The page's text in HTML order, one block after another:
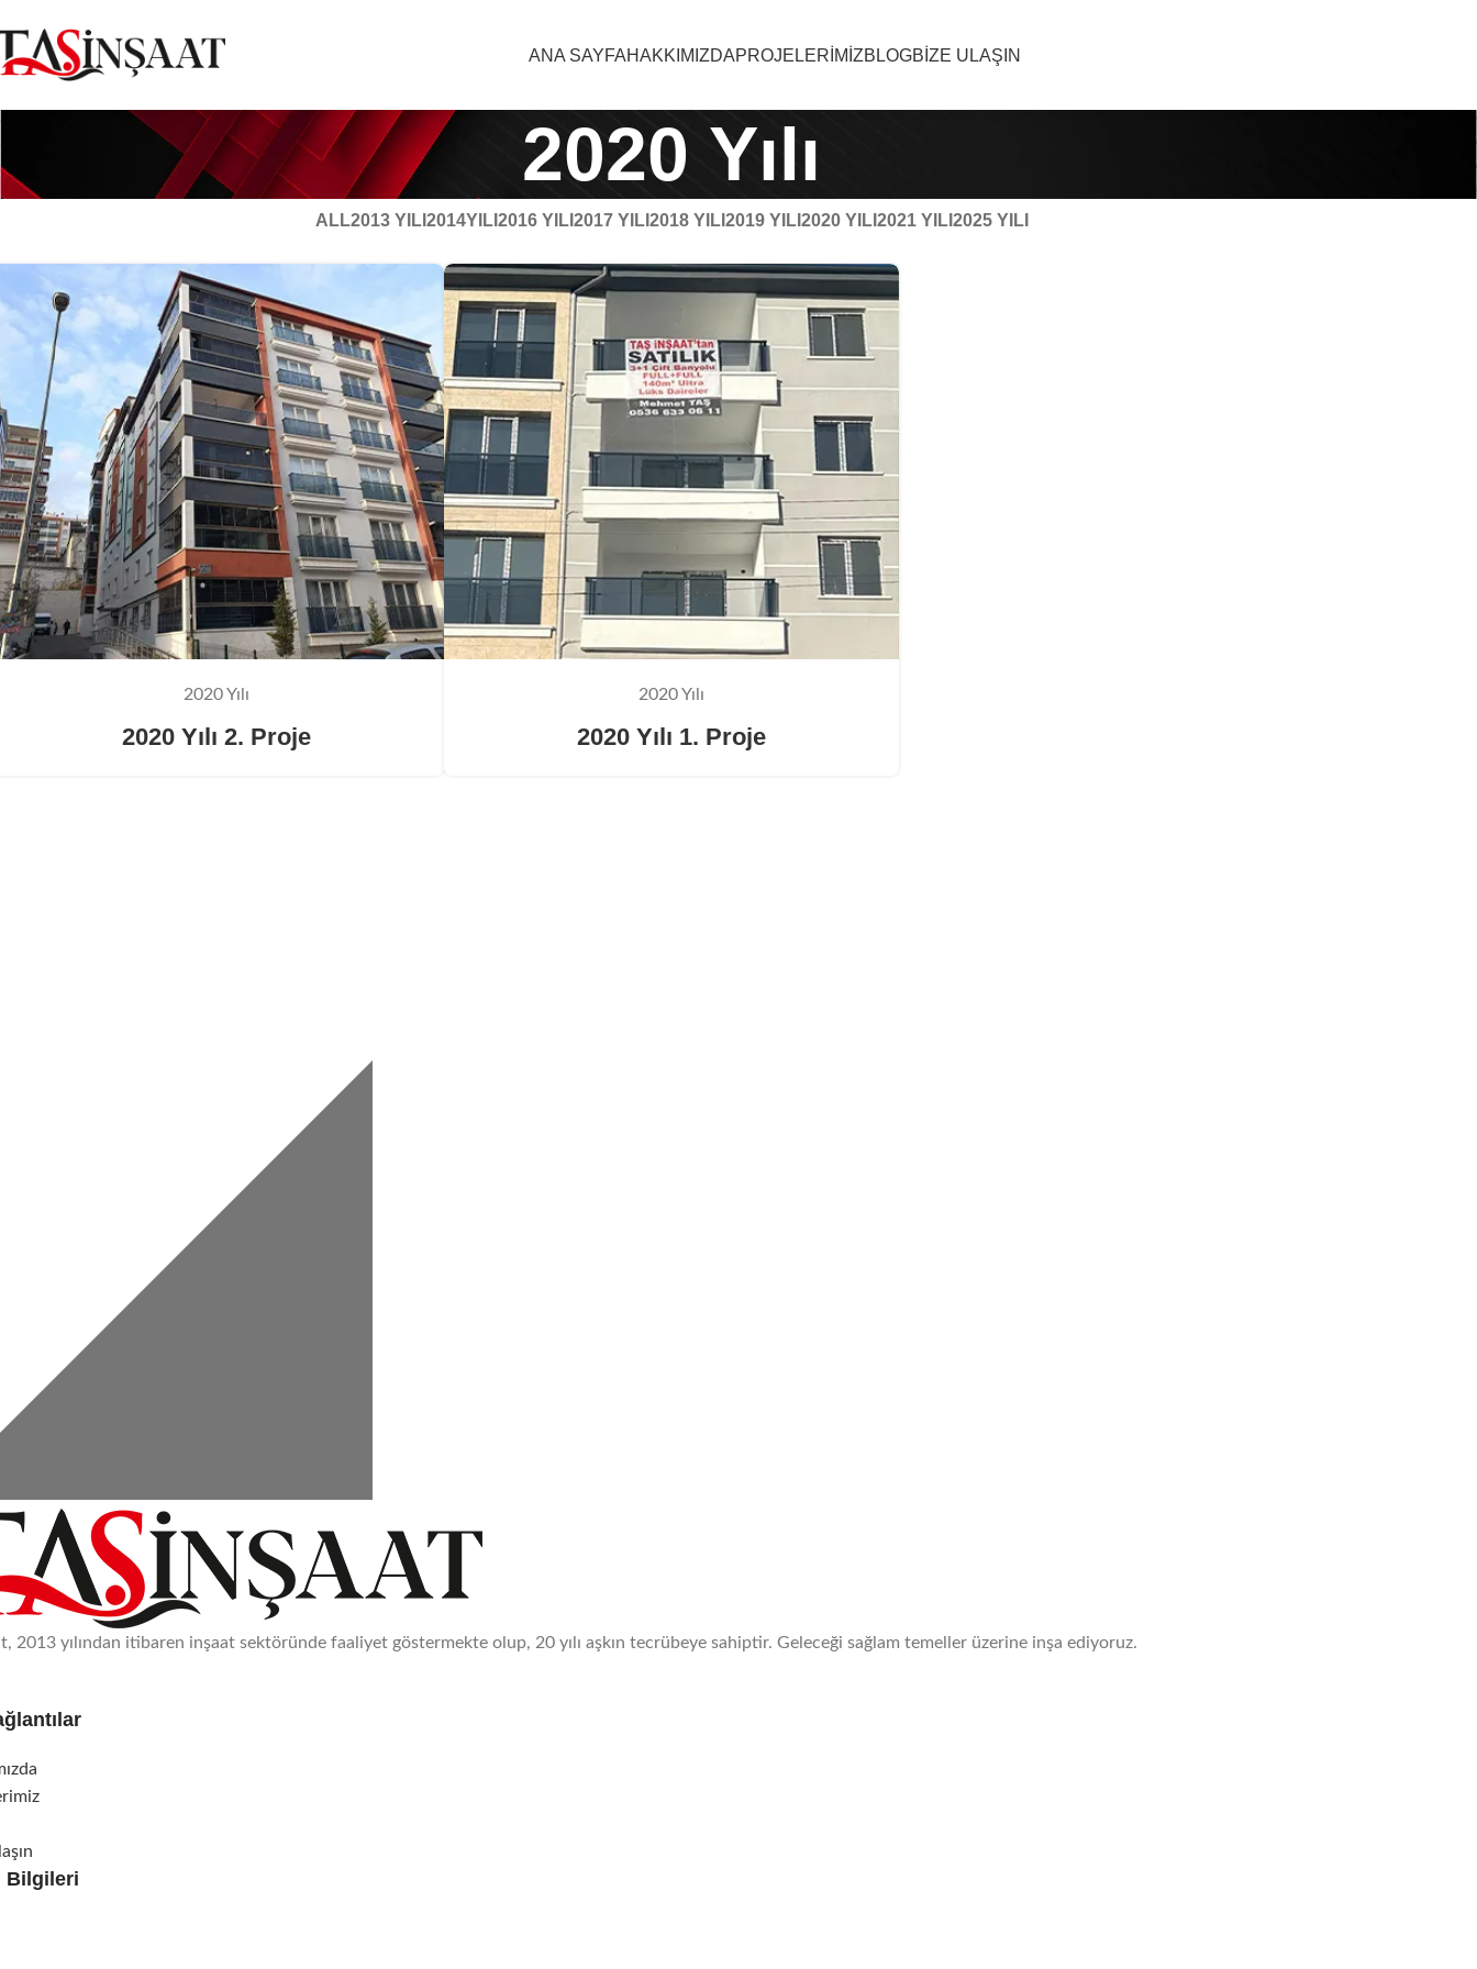
ANA SAYFAHAKKIMIZDAPROJELERIMIZBLOGBIZE ULAŞIN
2020 Yılı
ALL2013 YILI 2014YILI 2016 YILI 2017 YILI 2018 YILI 2019 YILI 2020 YILI 2021 YILI 2025 YILI
2020 Yılı
2020 Yılı 2. Proje
2020 Yılı
2020 Yılı 1. Proje
2013 yılından itibaren inşaat sektöründe faaliyet göstermekte olup, 20 yılı aşkın tecrübeye sahiptir. Geleceği sağlam temeller üzerine inşa ediyoruz.
Bilgileri